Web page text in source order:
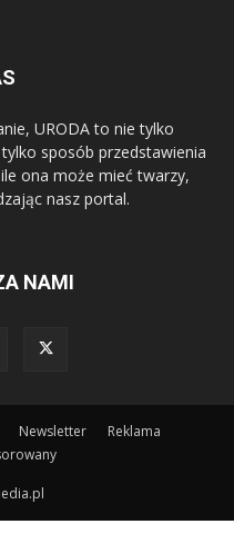
URODA to nie tylko
sposób przedstawienia
ona może mieć twarzy,
nasz portal.
NAMI
Newsletter
Reklama